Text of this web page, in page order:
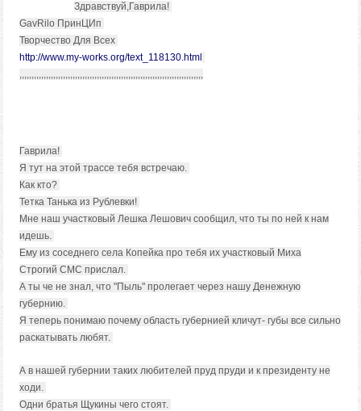
Здравствуй,Гаврила!
GavRilo ПринЦИп
Творчество Для Всех
http://www.my-works.org/text_118130.html
,,,,,,,,,,,,,,,,,,,,,,,,,,,,,,,,,,,,,,,,,,,,,,,,,,,,,,,,,,,,,,,,,,,,,,,,,,,,
Гаврила!
Я тут на этой трассе тебя встречаю.
Как кто?
Тетка Танька из Рублевки!
Мне наш участковый Лешка Лешович сообщил, что ты по ней к нам
идешь.
Ему из соседнего села Копейка про тебя их участковый Миха
Строгий СМС прислал.
А ты че не знал, что "Пыль" пролегает через нашу Денежную
губернию.
Я теперь понимаю почему область губернией кличут- губы все сильно
раскатывать любят.
А в нашей губернии таких любителей пруд пруди и к президенту не
ходи.
Одни братья Щукины чего стоят.